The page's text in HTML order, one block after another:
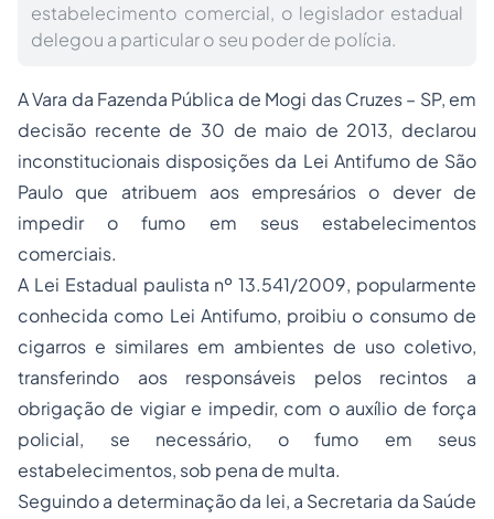
estabelecimento comercial, o legislador estadual
delegou a particular o seu poder de polícia.
A Vara da Fazenda Pública de Mogi das Cruzes – SP, em
decisão recente de 30 de maio de 2013, declarou
inconstitucionais disposições da Lei Antifumo de São
Paulo que atribuem aos empresários o dever de
impedir o fumo em seus estabelecimentos
comerciais.
A Lei Estadual paulista nº 13.541/2009, popularmente
conhecida como Lei Antifumo, proibiu o consumo de
cigarros e similares em ambientes de uso coletivo,
transferindo aos responsáveis pelos recintos a
obrigação de vigiar e impedir, com o auxílio de força
policial, se necessário, o fumo em seus
estabelecimentos, sob pena de multa.
Seguindo a determinação da lei, a Secretaria da Saúde